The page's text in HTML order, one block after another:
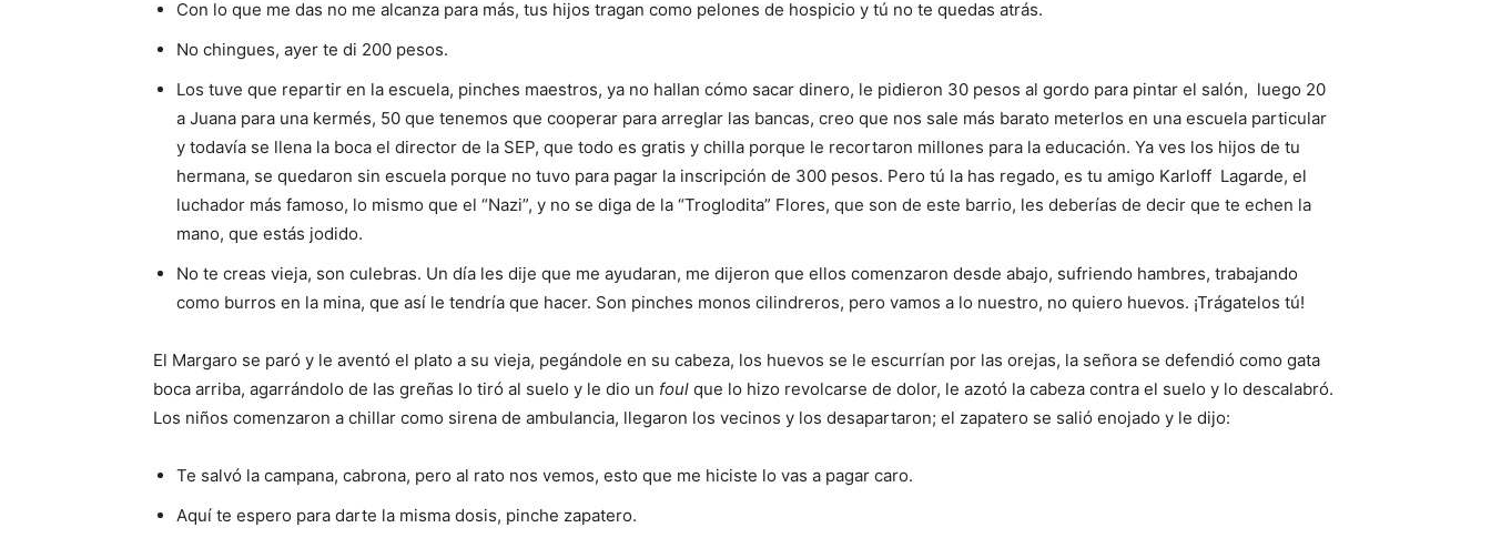
Con lo que me das no me alcanza para más, tus hijos tragan como pelones de hospicio y tú no te quedas atrás.
No chingues, ayer te di 200 pesos.
Los tuve que repartir en la escuela, pinches maestros, ya no hallan cómo sacar dinero, le pidieron 30 pesos al gordo para pintar el salón, luego 20
a Juana para una kermés, 50 que tenemos que cooperar para arreglar las bancas, creo que nos sale más barato meterlos en una escuela particular
y todavía se llena la boca el director de la SEP, que todo es gratis y chilla porque le recortaron millones para la educación. Ya ves los hijos de tu
hermana, se quedaron sin escuela porque no tuvo para pagar la inscripción de 300 pesos. Pero tú la has regado, es tu amigo Karloff Lagarde, el
luchador más famoso, lo mismo que el “Nazi”, y no se diga de la “Troglodita” Flores, que son de este barrio, les deberías de decir que te echen la
mano, que estás jodido.
No te creas vieja, son culebras. Un día les dije que me ayudaran, me dijeron que ellos comenzaron desde abajo, sufriendo hambres, trabajando
como burros en la mina, que así le tendría que hacer. Son pinches monos cilindreros, pero vamos a lo nuestro, no quiero huevos. ¡Trágatelos tú!
El Margaro se paró y le aventó el plato a su vieja, pegándole en su cabeza, los huevos se le escurrían por las orejas, la señora se defendió como gata
boca arriba, agarrándolo de las greñas lo tiró al suelo y le dio un foul que lo hizo revolcarse de dolor, le azotó la cabeza contra el suelo y lo descalabró.
Los niños comenzaron a chillar como sirena de ambulancia, llegaron los vecinos y los desapartaron; el zapatero se salió enojado y le dijo:
Te salvó la campana, cabrona, pero al rato nos vemos, esto que me hiciste lo vas a pagar caro.
Aquí te espero para darte la misma dosis, pinche zapatero.